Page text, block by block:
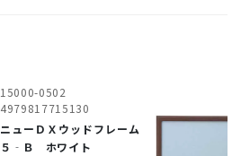
15000-0502
4979817715130
ニューＤＸウッドフレーム
５‐Ｂ ホワイト